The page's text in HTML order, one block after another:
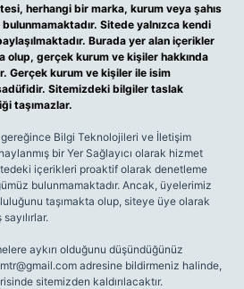
herhangi bir marka, kurum veya şahıs
Sitede yalnızca kendi
Burada yer alan içerikler
olup, gerçek kurum ve kişiler hakkında
Gerçek kurum ve kişiler ile isim
Sitemizdeki bilgiler taslak
taşımazlar.
gereğince Bilgi Teknolojileri ve İletişim
bir Yer Sağlayıcı olarak hizmet
içerikleri proaktif olarak denetleme
bulunmamaktadır. Ancak, üyelerimiz
taşımakta olup, siteye üye olarak
aykırı olduğunu düşündüğünüz
adresine bildirmeniz halinde,
sitemizden kaldırılacaktır.